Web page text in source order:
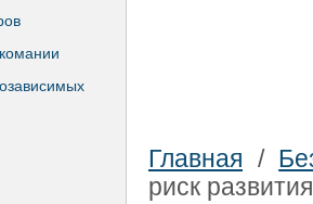
Главная /
риск